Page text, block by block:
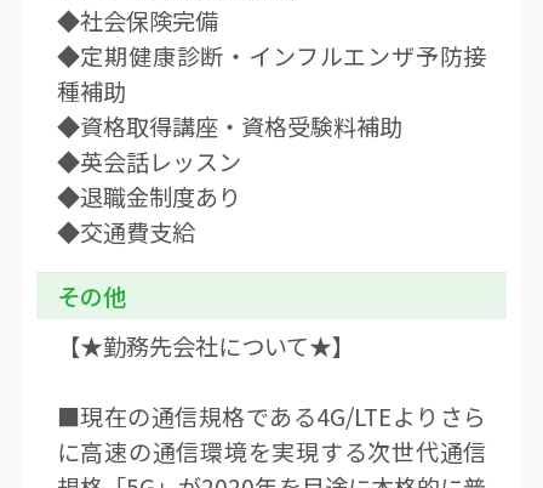
◆社会保険完備
◆定期健康診断・インフルエンザ予防接
種補助
◆資格取得講座・資格受験料補助
◆英会話レッスン
◆退職金制度あり
◆交通費支給
その他
【★勤務先会社について★】
■現在の通信規格である4G/LTEよりさら
に高速の通信環境を実現する次世代通信